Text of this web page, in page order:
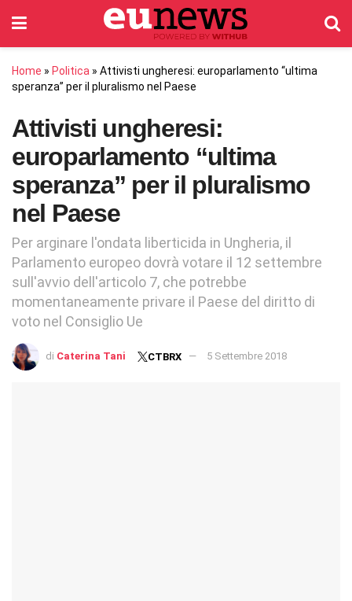
Home » Politica » Attivisti ungheresi: europarlamento “ultima
speranza” per il pluralismo nel Paese
Attivisti ungheresi:
europarlamento “ultima
speranza” per il pluralismo
nel Paese
Per arginare l'ondata liberticida in Ungheria, il
Parlamento europeo dovrà votare il 12 settembre
sull'avvio dell'articolo 7, che potrebbe
momentaneamente privare il Paese del diritto di
voto nel Consiglio Ue
di Caterina Tani CTBRX 5 Settembre 2018